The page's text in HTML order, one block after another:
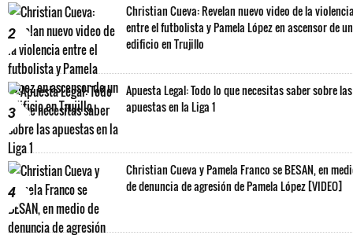
2
Christian Cueva: Revelan nuevo video de la
entre el futbolista y Pamela López en ascensor de un
edificio en Trujillo
3
Apuesta Legal: Todo lo que necesitas saber sobre las
apuestas en la Liga 1
4
Christian Cueva y Pamela Franco se BESAN, en
de denuncia de agresión de Pamela López [VIDEO]